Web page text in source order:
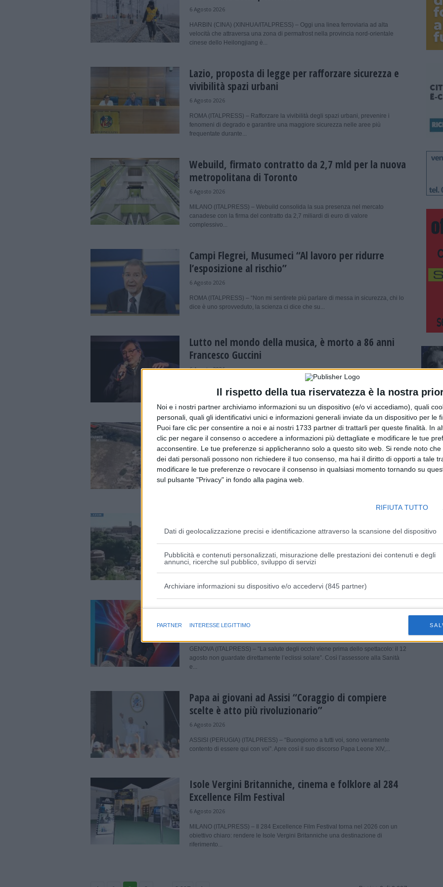
Il rispetto della tua riservatezza è la nostra
Noi e i nostri partner archiviamo informazioni su un dispositivo (e/o vi accediamo), quali
personali, quali gli identificativi unici e informazioni generali inviate da un dispositivo per le
Puoi fare clic per consentire a noi e ai nostri 1733 partner di trattarli per queste finalità. In
clic per negare il consenso o accedere a informazioni più dettagliate e modificare le tue
acconsentire. Le tue preferenze si applicheranno solo a questo sito web. Si rende noto
dei dati personali possono non richiedere il tuo consenso, ma hai il diritto di opporti a tale
modificare le tue preferenze o revocare il consenso in qualsiasi momento tornando su
sul pulsante "Privacy" in fondo alla pagina web.
RIFIUTA TUTTO
Dati di geolocalizzazione precisi e identificazione attraverso la scansione del dispositivo
Pubblicità e contenuti personalizzati, misurazione delle prestazioni dei contenuti e degli
annunci, ricerche sul pubblico, sviluppo di servizi
Archiviare informazioni su dispositivo e/o accedervi (845 partner)
Finalità e caratteristiche speciali
PARTNER INTERESSE LEGITTIMO
6 Agosto 2026
HARBIN (CINA) (XINHUA/ITALPRESS) – Oggi una linea ferroviaria ad alta
velocità che attraversa una zona di permafrost nella provincia nord-orientale
cinese dello Heilongjiang è...
Lazio, proposta di legge per rafforzare sicurezza e
vivibilità spazi urbani
6 Agosto 2026
ROMA (ITALPRESS) – Rafforzare la vivibilità degli spazi urbani, prevenire i
fenomeni di degrado e garantire una maggiore sicurezza nelle aree più
frequentate durante...
Webuild, firmato contratto da 2,7 mld per la nuova
metropolitana di Toronto
6 Agosto 2026
MILANO (ITALPRESS) – Webuild consolida la sua presenza nel mercato
canadese con la firma del contratto da 2,7 miliardi di euro di valore
complessivo...
Campi Flegrei, Musumeci “Al lavoro per ridurre
l’esposizione al rischio”
6 Agosto 2026
ROMA (ITALPRESS) – “Non mi sentirete più parlare di messa in sicurezza, chi lo
dice è uno sprovveduto, la scienza ci dice che su...
Lutto nel mondo della musica, è morto a 86 anni
Francesco Guccini
6 Agosto 2026
spento a 86 anni Francesco Guccini, uno dei più importanti cantautori del...
Mafia e appalti pubblici, blitz a Messina con 12
misure cautelari
6 Agosto 2026
MESSINA (ITALPRESS) – Maxi operazione della Direzione Distrettuale Antimafia
e dei Carabinieri del Comando Provinciale di Messina che ha portato
denuncia 24enne albanese
SIENA (ITALPRESS) – E’ stato rintracciato e denunciato dalla Polizia di Stato un
cittadino albanese di 24 anni, domiciliato a Firenze, presunto autore delle...
Dalla Liguria appello alla prevenzione “Non
GENOVA (ITALPRESS) – “La salute degli occhi viene prima dello spettacolo: il 12
agosto non guardate direttamente l’eclissi solare”. Così l’assessore alla Sanità
e...
Papa ai giovani ad Assisi “Coraggio di compiere
scelte è atto più rivoluzionario”
6 Agosto 2026
ASSISI (PERUGIA) (ITALPRESS) – “Buongiorno a tutti voi, sono veramente
contento di essere qui con voi”. Apre così il suo discorso Papa Leone XIV,...
Isole Vergini Britanniche, cinema e folklore al 284
Excellence Film Festival
6 Agosto 2026
MILANO (ITALPRESS) – Il 284 Excellence Film Festival torna nel 2026 con un
obiettivo chiaro: rendere le Isole Vergini Britanniche una destinazione di
riferimento...